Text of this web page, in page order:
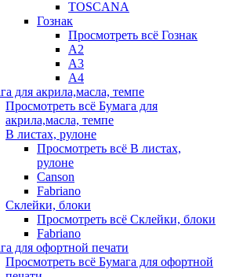
TOSCANA
Гознак
Просмотреть всё Гознак
А2
А3
А4
для акрила,масла, темпе
Просмотреть всё Бумага для
акрила,масла, темпе
В листах, рулоне
Просмотреть всё В листах,
рулоне
Canson
Fabriano
Склейки, блоки
Просмотреть всё Склейки, блоки
Fabriano
для офортной печати
Просмотреть всё Бумага для офортной